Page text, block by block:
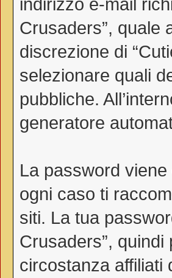
Crusaders”, quale
discrezione di
selezionare quali
pubbliche.
generatore
La password
ogni caso ti
siti. La tua
Crusaders”,
circostanza affiliati